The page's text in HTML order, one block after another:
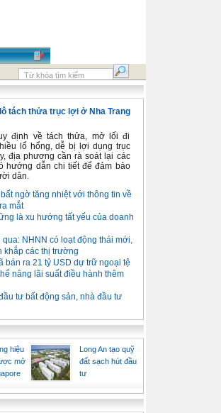
tách thửa trục lợi ở Nha Trang
định về tách thửa, mở lối đi
lổ hổng, dễ bị lợi dụng trục
địa phương cần rà soát lại các
hướng dẫn chi tiết để đảm bảo
dân.
ngờ tăng nhiệt với thông tin về
mắt
là xu hướng tất yếu của doanh
qua: NHNN có loạt động thái mới,
khắp các thị trường
bán ra 21 tỷ USD dự trữ ngoại tệ
nâng lãi suất điều hành thêm
tư bất động sản, nhà đầu tư
hiệu
mở
Long An tạo quỹ
đất sạch hút đầu
tư